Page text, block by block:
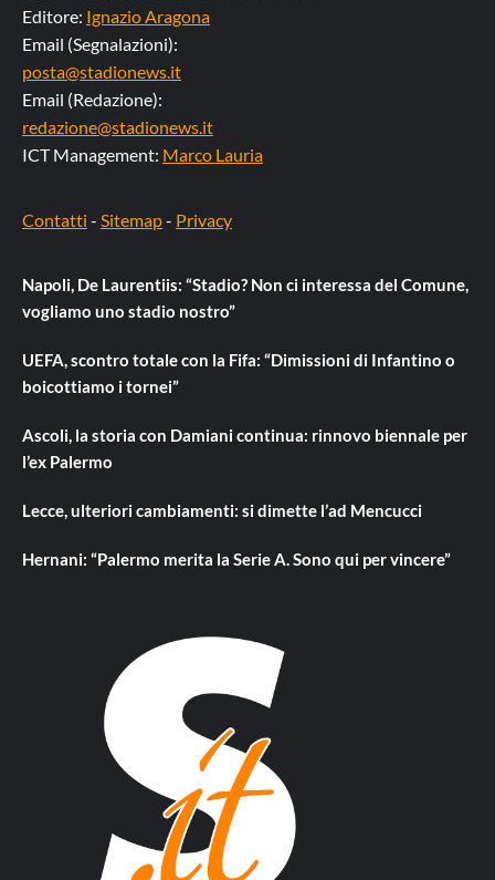
Editore: Ignazio Aragona
Email (Segnalazioni):
posta@stadionews.it
Email (Redazione):
redazione@stadionews.it
ICT Management: Marco Lauria
Contatti - Sitemap- Privacy
Napoli, De Laurentiis: “Stadio? Non ci interessa del Comune,
vogliamo uno stadio nostro”
UEFA, scontro totale con la Fifa: “Dimissioni di Infantino o
boicottiamo i tornei”
Ascoli, la storia con Damiani continua: rinnovo biennale per
l’ex Palermo
Lecce, ulteriori cambiamenti: si dimette l’ad Mencucci
Hernani: “Palermo merita la Serie A. Sono qui per vincere”